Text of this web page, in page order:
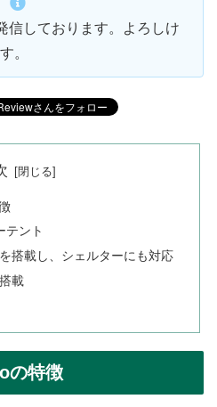
信しております。よろしけ
。
テント
搭載し、シェルターにも対応
載
の特徴